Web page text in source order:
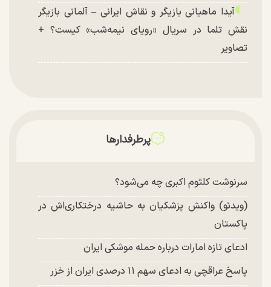
آیدا ماهیانی بازیگر و نقاش ایرانی – آلمانی بازیگر
نقش تلما در سریال «رویای نیمه‌شب» کیست؟ +
تصاویر
پرطرفدارها
سرنوشت کلثوم اکبری چه می‌شود؟
(ویدئو) واکنش پزشکیان به حاشیه درختکاری‌اش در
پاکستان
ادعای تازه امارات درباره حمله موشکی ایران
پاسخ عراقچی به ادعای سهم ۱۱ درصدی ایران از خزر